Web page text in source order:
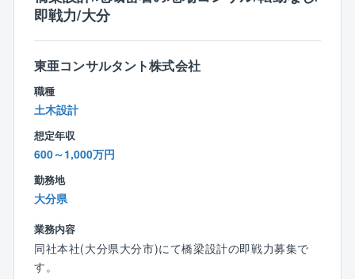
高品質なサービスも展開中です。
ユニークな技術力を活かし、社会インフラ基盤の構築
に貢献していきます。
基本は昼勤/夜勤/明け/公休2日のサイクルですが、日勤
（8時間勤務）が
年に19回ございます。
同社はNECグループ唯一のファシリティマネジメント
会社として、
高効率な水処理設備の導入、省エネルギーが実現され
即戦力/大分
東亜コンサルタント株式会社
職種
土木設計
想定年収
600～1,000万円
勤務地
大分県
業務内容
同社本社(大分県大分市)にて橋梁設計の即戦力募集で
す。